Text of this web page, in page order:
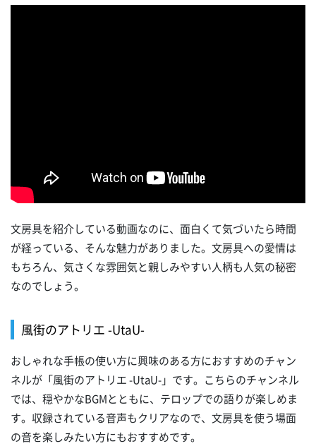
文房具を紹介している動画なのに、面白くて気づいたら時間
が経っている、そんな魅力がありました。文房具への愛情は
もちろん、気さくな雰囲気と親しみやすい人柄も人気の秘密
なのでしょう。
風街のアトリエ -UtaU-
おしゃれな手帳の使い方に興味のある方におすすめのチャン
ネルが「風街のアトリエ -UtaU-」です。こちらのチャンネル
では、穏やかなBGMとともに、テロップでの語りが楽しめま
す。収録されている音声もクリアなので、文房具を使う場面
の音を楽しみたい方にもおすすめです。